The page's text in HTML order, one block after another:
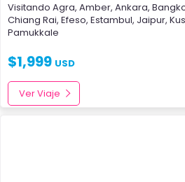
Visitando Agra, Amber, Ankara,
Chiang Rai, Efeso, Estambul, Jaipur,
Pamukkale
$1,999 USD
Ver Viaje